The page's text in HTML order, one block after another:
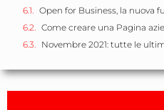
Open for Business, la nuova
Come creare una Pagina
Novembre 2021: tutte le